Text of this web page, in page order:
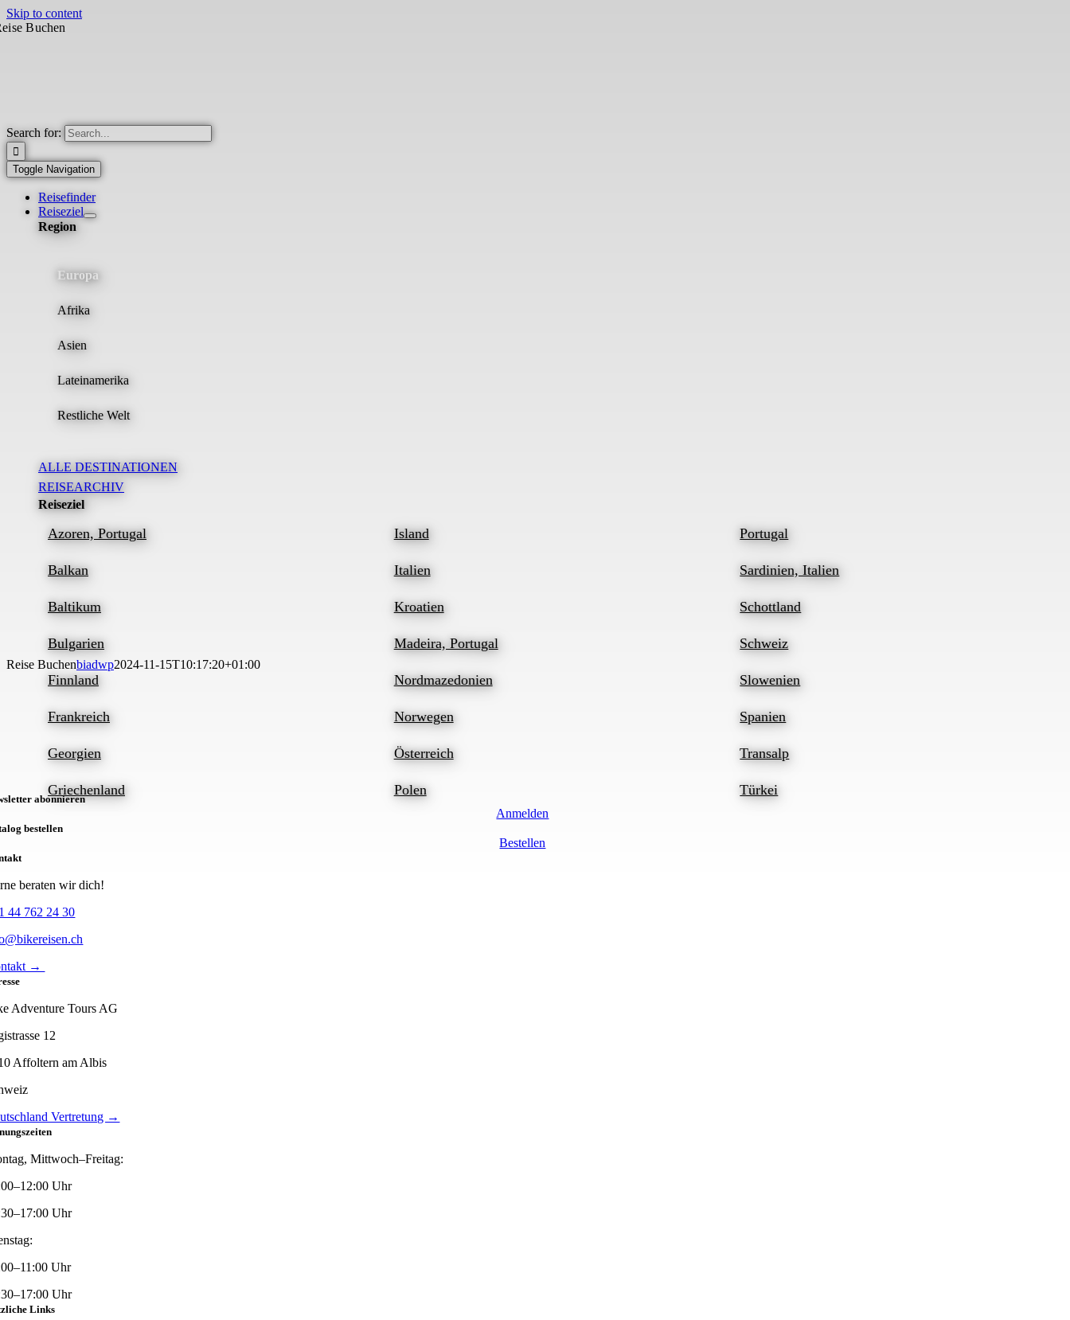
Skip to content
Search for:
Toggle Navigation
Reisefinder
Reiseziel
Region
Europa
Afrika
Asien
Lateinamerika
Restliche Welt
ALLE DESTINATIONEN
REISEARCHIV
Reiseziel
Azoren, Portugal
Balkan
Baltikum
Bulgarien
Finnland
Frankreich
Georgien
Griechenland
Island
Italien
Kroatien
Madeira, Portugal
Nordmazedonien
Norwegen
Österreich
Polen
Portugal
Sardinien, Italien
Schottland
Schweiz
Slowenien
Spanien
Transalp
Türkei
Buchen
Reise Buchenbiadwp2024-11-15T10:17:20+01:00
abonnieren
Anmelden
bestellen
Bestellen
beraten wir dich!
44 762 24 30
→
Adventure Tours AG
12
Affoltern am Albis
Vertretung →
Mittwoch–Freitag:
Uhr
Uhr
Uhr
Uhr
Links